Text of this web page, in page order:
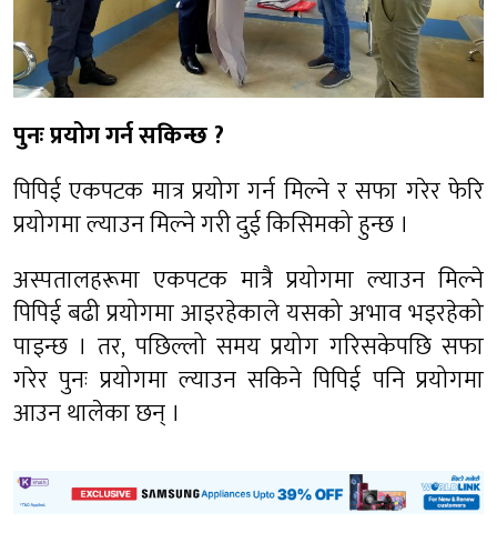
पुनः प्रयोग गर्न सकिन्छ ?
पिपिई एकपटक मात्र प्रयोग गर्न मिल्ने र सफा गरेर फेरि
प्रयोगमा ल्याउन मिल्ने गरी दुई किसिमको हुन्छ ।
अस्पतालहरूमा एकपटक मात्रै प्रयोगमा ल्याउन मिल्ने
पिपिई बढी प्रयोगमा आइरहेकाले यसको अभाव भइरहेको
पाइन्छ । तर, पछिल्लो समय प्रयोग गरिसकेपछि सफा
गरेर पुनः प्रयोगमा ल्याउन सकिने पिपिई पनि प्रयोगमा
आउन थालेका छन् ।